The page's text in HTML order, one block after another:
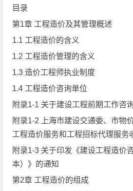
目录
第1章 工程造价及其管理概述
1.1 工程造价的含义
1.2 工程造价管理的含义
1.3 造价工程师执业制度
1.4 工程造价咨询单位
附录1-1 关于建设工程前期工作咨
附录1-2 上海市建设交通委、市物
工程造价服务和工程招标代理服务
附录1-3 关于印发《建设工程造价
本）》的通知
第2章 工程造价的组成